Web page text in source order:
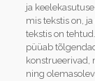
ja
mis tekstis on,
tekstis on
püüab
konstrueerivad,
ning